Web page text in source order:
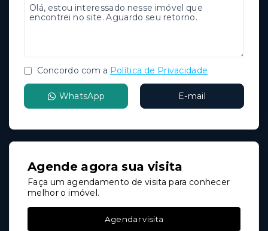
Concordo com a Política de Privacidade
WhatsApp E-mail
Agende agora sua visita
Faça um agendamento de visita para conhecer
melhor o imóvel.
Agendar visita